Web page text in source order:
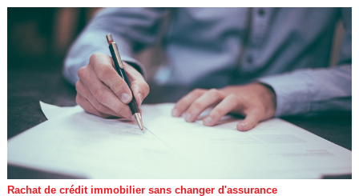
Rachat de crédit immobilier sans changer d'assurance